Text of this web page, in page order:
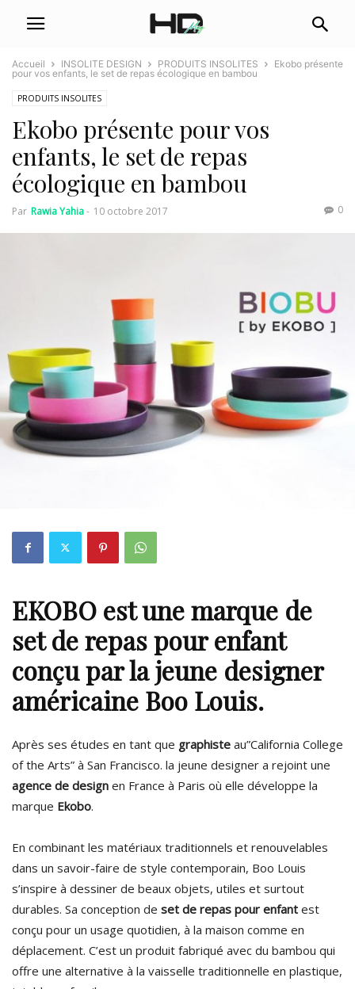
Accueil INSOLITE DESIGN PRODUITS INSOLITES
Ekobo présente
pour vos enfants, le set de repas écologique en bambou
PRODUITS INSOLITES
Ekobo présente pour vos
enfants, le set de repas
écologique en bambou
Par Rawia Yahia- 10 octobre 2017 0
EKOBO est une marque de
set de repas pour enfant
conçu par la jeune designer
américaine Boo Louis.
Après ses études en tant que graphiste au”California College
of the Arts” à San Francisco. la jeune designer a rejoint une
agence de design en France à Paris où elle développe la
marque Ekobo.
En combinant les matériaux traditionnels et renouvelables
dans un savoir-faire de style contemporain, Boo Louis
s’inspire à dessiner de beaux objets, utiles et surtout
durables. Sa conception de set de repas pour enfant est
conçu pour un usage quotidien, à la maison comme en
déplacement. C’est un produit fabriqué avec du bambou qui
offre une alternative à la vaisselle traditionnelle en plastique,